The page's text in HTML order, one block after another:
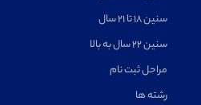
سنین ۱۸ تا ۲۱ سال
سنین ۲۲ سال به بالا
مراحل ثبت نام
رشته ها